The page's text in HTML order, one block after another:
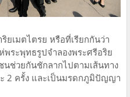
ยเมตไตรย หรือที่เรียกกันว่า
พระพุทธรูปจำลองพระศรีอริย
นช่วยกันชักลากไปตามเส้นทาง
2 ครั้ง และเป็นมรดกภูมิปัญญา